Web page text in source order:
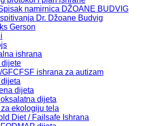
namirnica DŽOANE BUDVIG
Ispitivanja Dr. Džoane Budvig
Gerson
ishrana
dijete
GFCFSF ishrana za autizam
dijeta
dijeta
ekologiju tela
Diet / Failsafe Ishrana